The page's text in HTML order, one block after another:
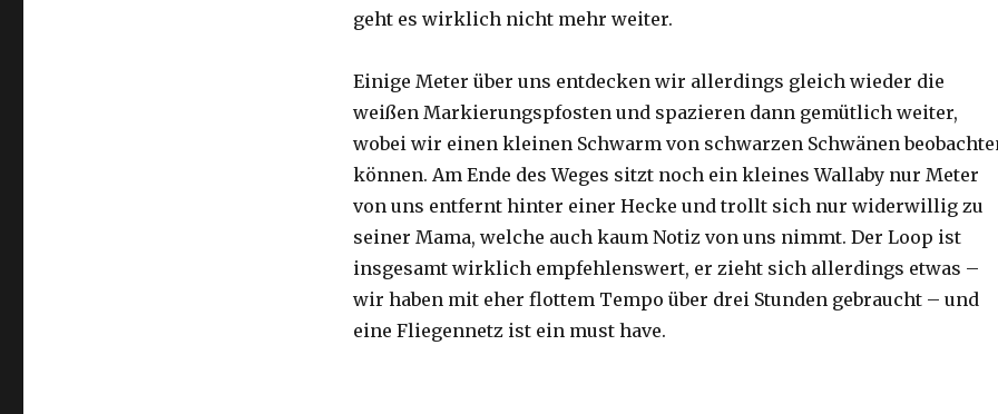
geht es wirklich nicht mehr weiter.
Einige Meter über uns entdecken wir allerdings gleich wieder die
weißen Markierungspfosten und spazieren dann gemütlich weiter,
wobei wir einen kleinen Schwarm von schwarzen Schwänen
können. Am Ende des Weges sitzt noch ein kleines Wallaby nur Meter
von uns entfernt hinter einer Hecke und trollt sich nur widerwillig zu
seiner Mama, welche auch kaum Notiz von uns nimmt. Der Loop ist
insgesamt wirklich empfehlenswert, er zieht sich allerdings etwas –
wir haben mit eher flottem Tempo über drei Stunden gebraucht – und
eine Fliegennetz ist ein must have.